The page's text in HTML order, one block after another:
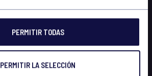
PERMITIR TODAS
PERMITIR LA SELECCIÓN